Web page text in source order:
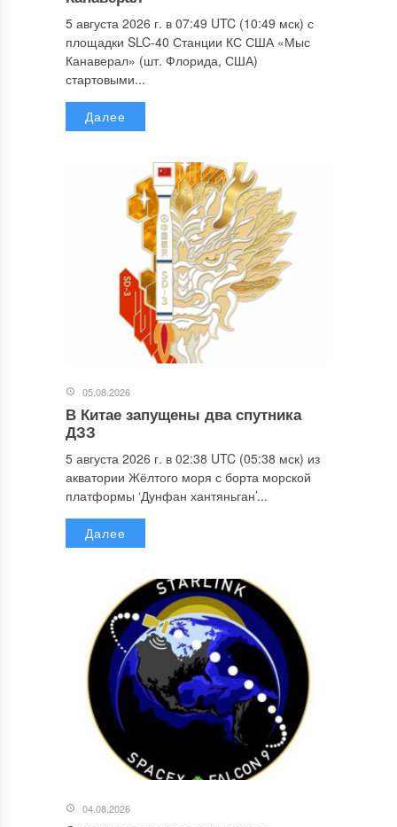
5 августа 2026 г. в 07:49 UTC (10:49 мск) с
площадки SLC-40 Станции КС США «Мыс
Канаверал» (шт. Флорида, США)
стартовыми...
Далее
05.08.2026
В Китае запущены два спутника
ДЗЗ
5 августа 2026 г. в 02:38 UTC (05:38 мск) из
акватории Жёлтого моря с борта морской
платформы ‘Дунфан хантяньган’...
Далее
04.08.2026